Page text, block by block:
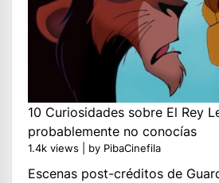
10 Curiosidades sobre El Rey
probablemente no conocías
1.4k views by PibaCinefila
Escenas post-créditos de